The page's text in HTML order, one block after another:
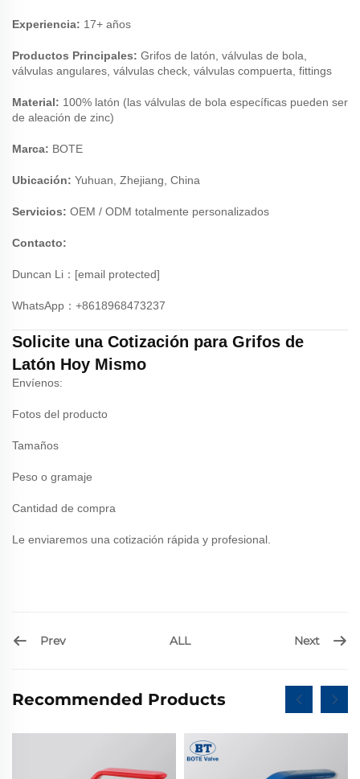
Experiencia: 17+ años
Productos Principales: Grifos de latón, válvulas de bola,
válvulas angulares, válvulas check, válvulas compuerta, fittings
Material: 100% latón (las válvulas de bola específicas pueden ser
de aleación de zinc)
Marca: BOTE
Ubicación: Yuhuan, Zhejiang, China
Servicios: OEM / ODM totalmente personalizados
Contacto:
Duncan Li： [email protected]
WhatsApp：+8618968473237
Solicite una Cotización para Grifos de
Latón Hoy Mismo
Envíenos:
Fotos del producto
Tamaños
Peso o gramaje
Cantidad de compra
Le enviaremos una cotización rápida y profesional.
Prev ALL Next
Recommended Products